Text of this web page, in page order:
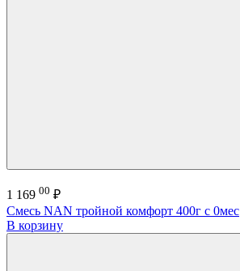
1 169 00 ₽
Смесь NAN тройной комфорт 400г с 0мес
В корзину